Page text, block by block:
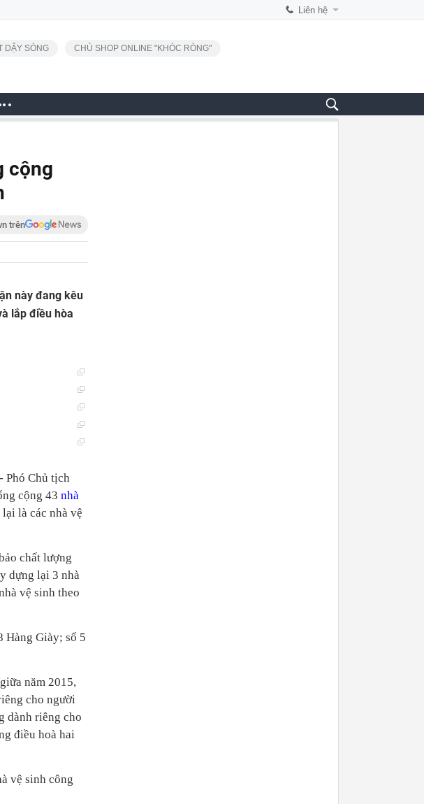
Liên hệ
DẬY SÓNG CHỦ SHOP ONLINE "KHÓC RÒNG"
cộng
trên
này đang kêu
lắp điều hòa
Phó Chủ tịch
cộng 43 nhà
là các nhà vệ
chất lượng
dựng lại 3 nhà
vệ sinh theo
Hàng Giày; số 5
năm 2015,
cho người
dành riêng cho
điều hoà hai
vệ sinh công